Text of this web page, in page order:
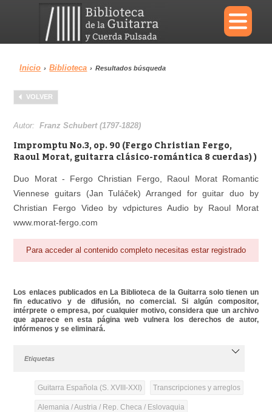
×
Menu
Biblioteca
Área personal
Inicio › Biblioteca › Resultados búsqueda
VOLVER
Autor:Franz Schubert (1797-1828)
Impromptu No.3, op. 90 (Fergo Christian Fergo,
Raoul Morat, guitarra clásico-romántica 8 cuerdas) )
Duo Morat - Fergo Christian Fergo, Raoul Morat Romantic
Viennese guitars (Jan Tuláček) Arranged for guitar duo by
Christian Fergo Video by vdpictures Audio by Raoul Morat
www.morat-fergo.com
Para acceder al contenido completo necesitas estar registrado
Los enlaces publicados en La Biblioteca de la Guitarra solo tienen un
fin educativo y de difusión, no comercial. Si algún compositor,
intérprete o empresa, por cualquier motivo, considera que un archivo
que aparece en esta página web vulnera los derechos de autor,
infórmenos y se eliminará.
Etiquetas
Guitarra Española (S. XVIII-XXI) Transcripciones y arreglos
Alemania / Austria / Rep. Checa / Eslovaquia